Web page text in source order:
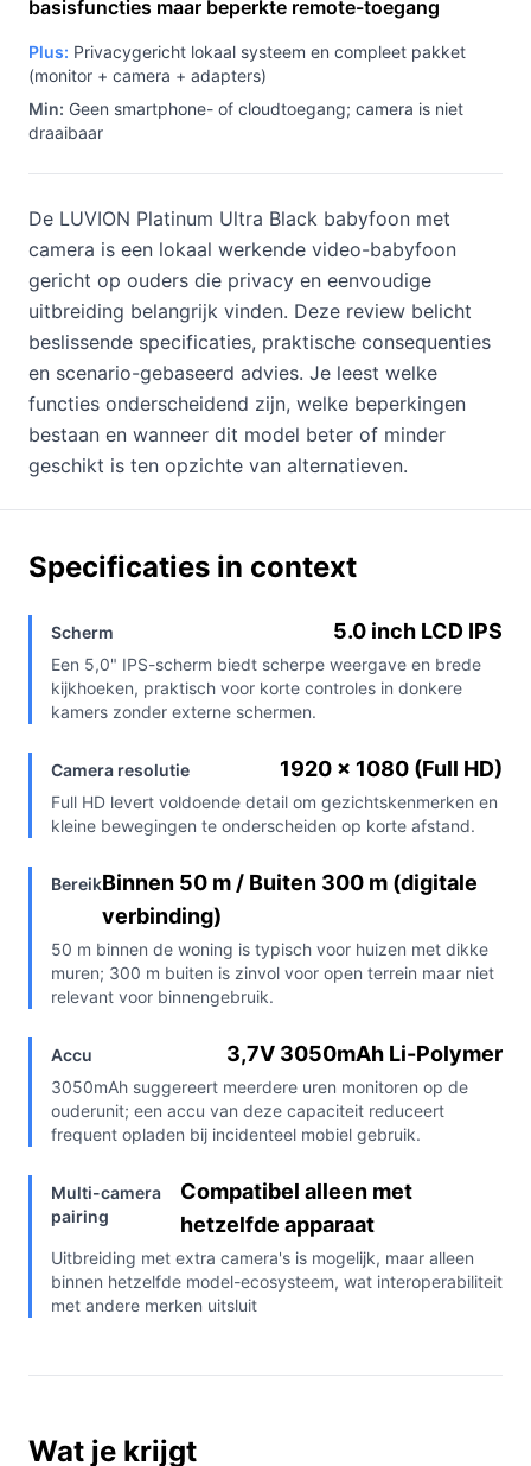
basisfuncties maar beperkte remote-toegang
Plus: Privacygericht lokaal systeem en compleet pakket
(monitor + camera + adapters)
Min: Geen smartphone- of cloudtoegang; camera is niet
draaibaar
De LUVION Platinum Ultra Black babyfoon met
camera is een lokaal werkende video-babyfoon
gericht op ouders die privacy en eenvoudige
uitbreiding belangrijk vinden. Deze review belicht
beslissende specificaties, praktische consequenties
en scenario-gebaseerd advies. Je leest welke
functies onderscheidend zijn, welke beperkingen
bestaan en wanneer dit model beter of minder
geschikt is ten opzichte van alternatieven.
Specificaties in context
Scherm 5.0 inch LCD IPS
Een 5,0" IPS-scherm biedt scherpe weergave en brede
kijkhoeken, praktisch voor korte controles in donkere
kamers zonder externe schermen.
Camera resolutie 1920 x 1080 (Full HD)
Full HD levert voldoende detail om gezichtskenmerken en
kleine bewegingen te onderscheiden op korte afstand.
BereikBinnen 50 m / Buiten 300 m (digitale
verbinding)
50 m binnen de woning is typisch voor huizen met dikke
muren; 300 m buiten is zinvol voor open terrein maar niet
relevant voor binnengebruik.
Accu 3,7V 3050mAh Li-Polymer
3050mAh suggereert meerdere uren monitoren op de
ouderunit; een accu van deze capaciteit reduceert
frequent opladen bij incidenteel mobiel gebruik.
Multi-camera
pairing
Compatibel alleen met
hetzelfde apparaat
Uitbreiding met extra camera's is mogelijk, maar alleen
binnen hetzelfde model-ecosysteem, wat interoperabiliteit
met andere merken uitsluit
Wat je krijgt